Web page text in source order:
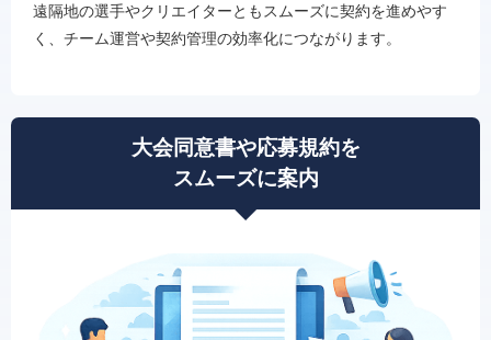
遠隔地の選手やクリエイターともスムーズに契約を進めやす
く、チーム運営や契約管理の効率化につながります。
大会同意書や応募規約を
スムーズに案内